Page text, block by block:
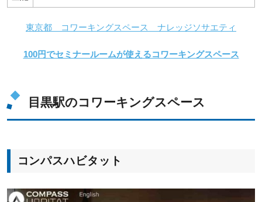
東京都 コワーキングスペース ナレッジソサエティ
100円でセミナールームが使えるコワーキングスペース
目黒駅のコワーキングスペース
コンパスハビタット